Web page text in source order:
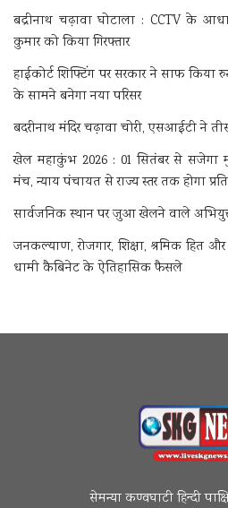
बद्रीनाथ चढ़ावा घोटाला : CCTV के
कुमार को किया गिरफ्तार
हाईकोर्ट शिफ्टिंग पर सरकार ने साफ किया
के सामने बनेगा नया परिसर
बदरीनाथ मंदिर चढ़ावा चोरी, एसआईटी ने
खेल महाकुंभ 2026 : 01 सितंबर से सजेगा
मंच, न्याय पंचायत से राज्य स्तर तक होगा
सार्वजनिक स्थान पर जुआ खेलने वाले
जनकल्याण, रोजगार, शिक्षा, श्रमिक हित
धामी कैबिनेट के ऐतिहासिक फैसले
सेमन्या कण्वघाटी हिन्दी